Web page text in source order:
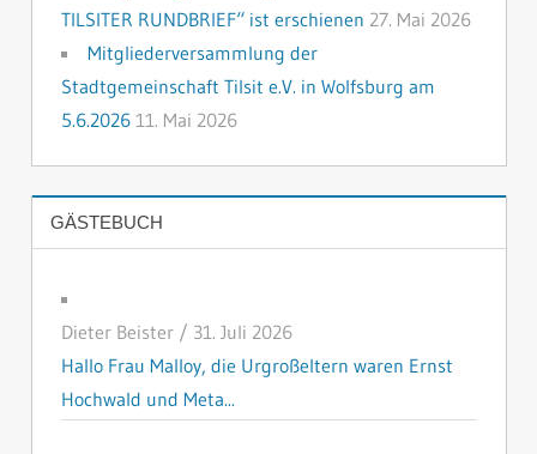
TILSITER RUNDBRIEF“ ist erschienen 27. Mai 2026
Mitgliederversammlung der
Stadtgemeinschaft Tilsit e.V. in Wolfsburg am
5.6.2026 11. Mai 2026
GÄSTEBUCH
Dieter Beister/ 31. Juli 2026
Hallo Frau Malloy, die Urgroßeltern waren Ernst
Hochwald und Meta...